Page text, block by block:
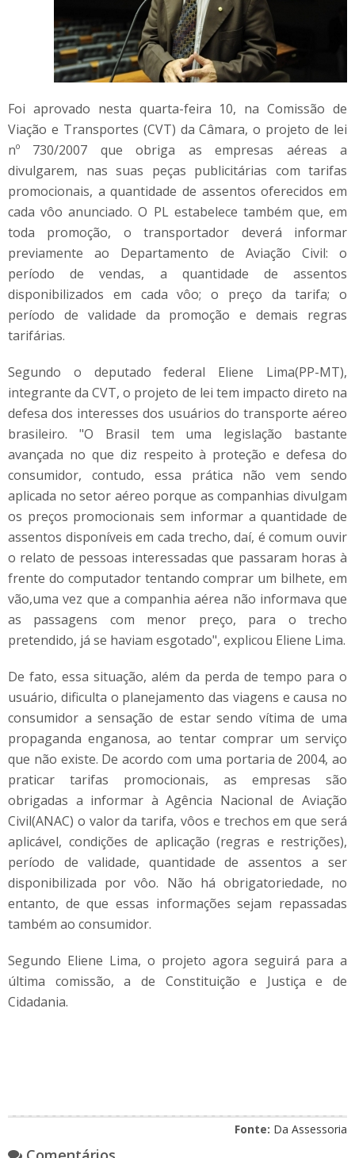
Foi aprovado nesta quarta-feira 10, na Comissão de
Viação e Transportes (CVT) da Câmara, o projeto de lei
nº 730/2007 que obriga as empresas aéreas a
divulgarem, nas suas peças publicitárias com tarifas
promocionais, a quantidade de assentos oferecidos em
cada vôo anunciado. O PL estabelece também que, em
toda promoção, o transportador deverá informar
previamente ao Departamento de Aviação Civil: o
período de vendas, a quantidade de assentos
disponibilizados em cada vôo; o preço da tarifa; o
período de validade da promoção e demais regras
tarifárias.
Segundo o deputado federal Eliene Lima(PP-MT),
integrante da CVT, o projeto de lei tem impacto direto na
defesa dos interesses dos usuários do transporte aéreo
brasileiro. "O Brasil tem uma legislação bastante
avançada no que diz respeito à proteção e defesa do
consumidor, contudo, essa prática não vem sendo
aplicada no setor aéreo porque as companhias divulgam
os preços promocionais sem informar a quantidade de
assentos disponíveis em cada trecho, daí, é comum ouvir
o relato de pessoas interessadas que passaram horas à
frente do computador tentando comprar um bilhete, em
vão,uma vez que a companhia aérea não informava que
as passagens com menor preço, para o trecho
pretendido, já se haviam esgotado", explicou Eliene Lima.
De fato, essa situação, além da perda de tempo para o
usuário, dificulta o planejamento das viagens e causa no
consumidor a sensação de estar sendo vítima de uma
propaganda enganosa, ao tentar comprar um serviço
que não existe. De acordo com uma portaria de 2004, ao
praticar tarifas promocionais, as empresas são
obrigadas a informar à Agência Nacional de Aviação
Civil(ANAC) o valor da tarifa, vôos e trechos em que será
aplicável, condições de aplicação (regras e restrições),
período de validade, quantidade de assentos a ser
disponibilizada por vôo. Não há obrigatoriedade, no
entanto, de que essas informações sejam repassadas
também ao consumidor.
Segundo Eliene Lima, o projeto agora seguirá para a
última comissão, a de Constituição e Justiça e de
Cidadania.
Fonte: Da Assessoria